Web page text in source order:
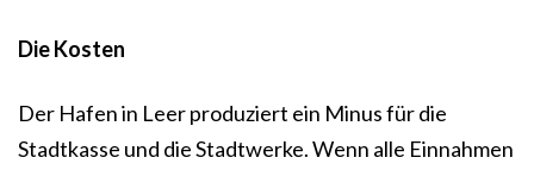
Die Kosten
Der Hafen in Leer produziert ein Minus für die
Stadtkasse und die Stadtwerke. Wenn alle Einnahmen